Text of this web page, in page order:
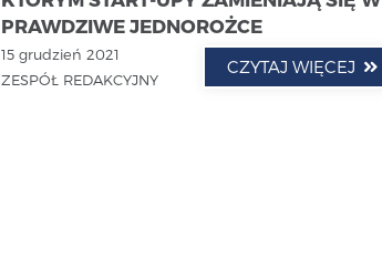
PRAWDZIWE JEDNOROŻCE
15 grudzień 2021
ZESPÓŁ REDAKCYJNY
CZYTAJ WIĘCEJ